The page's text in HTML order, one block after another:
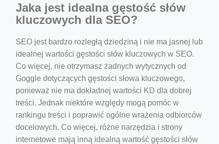
Jaka jest idealna gęstość słów
kluczowych dla SEO?
SEO jest bardzo rozległą dziedziną i nie ma jasnej lub
idealnej wartości gęstości słów kluczowych w SEO.
Co więcej, nie otrzymasz żadnych wytycznych od
Goggle dotyczących gęstości słowa kluczowego,
ponieważ nie ma dokładnej wartości KD dla dobrej
treści. Jednak niektóre względy mogą pomóc w
rankingu treści i poprawić ogólne wrażenia odbiorców
docelowych. Co więcej, różne narzędzia i strony
internetowe mają inną idealną wartość gęstości słów